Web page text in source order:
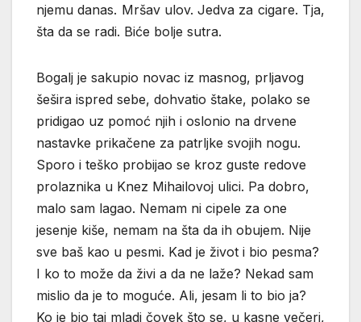
njemu danas. Mršav ulov. Jedva za cigare. Tja,
šta da se radi. Biće bolje sutra.
Bogalj je sakupio novac iz masnog, prljavog
šešira ispred sebe, dohvatio štake, polako se
pridigao uz pomoć njih i oslonio na drvene
nastavke prikačene za patrljke svojih nogu.
Sporo i teško probijao se kroz guste redove
prolaznika u Knez Mihailovoj ulici. Pa dobro,
malo sam lagao. Nemam ni cipele za one
jesenje kiše, nemam na šta da ih obujem. Nije
sve baš kao u pesmi. Kad je život i bio pesma?
I ko to može da živi a da ne laže? Nekad sam
mislio da je to moguće. Ali, jesam li to bio ja?
Ko je bio taj mladi čovek što se, u kasne večeri,